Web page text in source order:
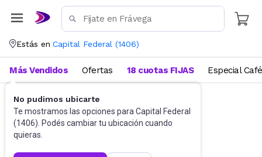
Estás en Capital Federal (1406)
No pudimos ubicarte
Te mostramos las opciones para Capital Federal
(1406). Podés cambiar tu ubicación cuando
quieras.
Más Vendidos Ofertas 18 cuotas FIJAS Especial Café
Salud y Bienestar